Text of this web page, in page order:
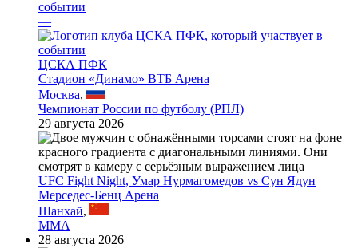
—
ЦСКА ПФК
Стадион «Динамо» ВТБ Арена
Москва,
Чемпионат России по футболу (РПЛ)
29 августа 2026
UFC Fight Night, Умар Нурмагомедов vs Сун Ядун
Мерседес-Бенц Арена
Шанхай,
MMA
28 августа 2026